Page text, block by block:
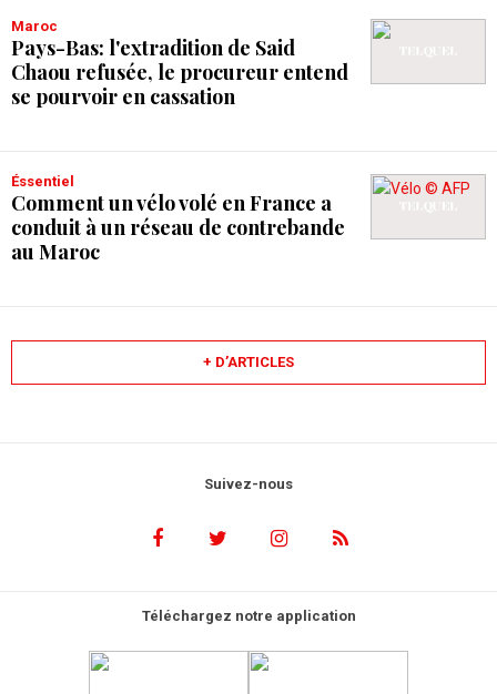
Maroc
Pays-Bas: l'extradition de Said
Chaou refusée, le procureur entend
se pourvoir en cassation
Éssentiel
Comment un vélo volé en France a
conduit à un réseau de contrebande
au Maroc
+ D’ARTICLES
Suivez-nous
Téléchargez notre application